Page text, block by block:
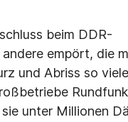
beim DDR-
empört, die
und Abriss so
unter Millionen